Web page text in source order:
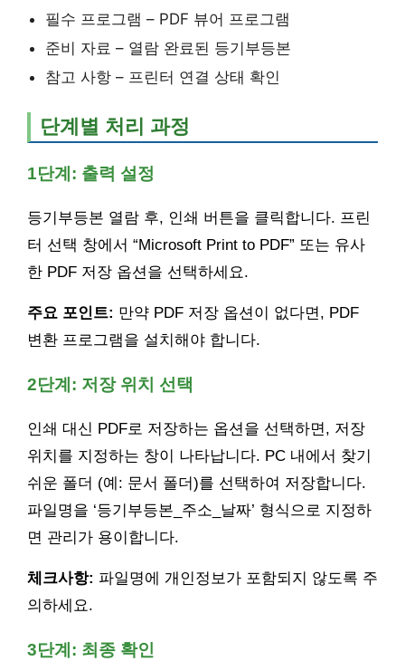
필수 프로그램 – PDF 뷰어 프로그램
준비 자료 – 열람 완료된 등기부등본
참고 사항 – 프린터 연결 상태 확인
단계별 처리 과정
1단계: 출력 설정
등기부등본 열람 후, 인쇄 버튼을 클릭합니다. 프린
터 선택 창에서 “Microsoft Print to PDF” 또는 유사
한 PDF 저장 옵션을 선택하세요.
주요 포인트: 만약 PDF 저장 옵션이 없다면, PDF
변환 프로그램을 설치해야 합니다.
2단계: 저장 위치 선택
인쇄 대신 PDF로 저장하는 옵션을 선택하면, 저장
위치를 지정하는 창이 나타납니다. PC 내에서 찾기
쉬운 폴더 (예: 문서 폴더)를 선택하여 저장합니다.
파일명을 ‘등기부등본_주소_날짜’ 형식으로 지정하
면 관리가 용이합니다.
체크사항: 파일명에 개인정보가 포함되지 않도록 주
의하세요.
3단계: 최종 확인